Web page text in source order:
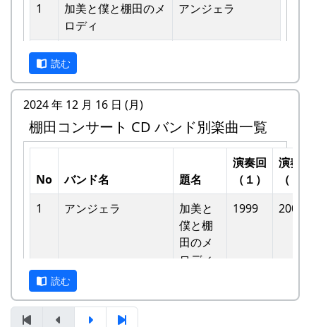
私達メシポンバンドが若い頃連続出場を果たして
ガーの“坂庭省悟さん”を始め審査員の方が見守る
中、毎年優秀バンドが表彰されました。
私達は、この「棚田のうた ～ふるさと加美の里
へ～」で出場した年、“２位”に入ることができま
した。賞品は何と！「地元産の卵、半年分」でし
田んぼの真ん中で山積みの卵の箱を受け取り、バ
ンドメンバーで分けて持って帰ろうとしてたら、
他のバンドに目茶苦茶うらやましがられたのを覚
しばらくメンバーのお家では、おいしい“たまご
かけごはん”や“卵料理”を味わうことができ、「音
楽やっててよかったなあ」と思った瞬間でした
～。 (ポン四郎）
1
加美と僕と棚⽥のメ
ロディ
アンジェラ
2 歌おうみんなで
3
ワンス・アンド・フ
4 僕の中のふるさと
H CORPORATION
5
棚⽥のイネに
メシアとポン四郎
バンド
メシアとポン四郎
バンド
7
棚⽥の⾵
この町で
読む
2024 年 12 月 16 日 (月)
棚田コンサート CD バンド別楽曲一覧
No バンド名 題名
演奏回
（１）
演奏回
（２）
1
アンジェラ
加美と
僕と棚
⽥のメ
ロディ
1999 2002
- アンジェラ
⽥の中
読む